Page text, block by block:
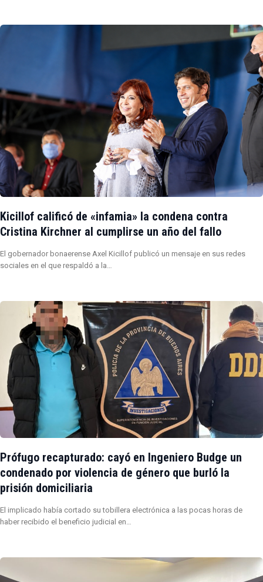
Kicillof calificó de «infamia» la condena contra
Cristina Kirchner al cumplirse un año del fallo
El gobernador bonaerense Axel Kicillof publicó un mensaje en sus redes
sociales en el que respaldó a la…
Prófugo recapturado: cayó en Ingeniero Budge un
condenado por violencia de género que burló la
prisión domiciliaria
El implicado había cortado su tobillera electrónica a las pocas horas de
haber recibido el beneficio judicial en…